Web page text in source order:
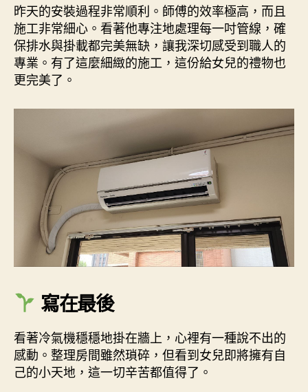
昨天的安裝過程非常順利。師傅的效率極高，而且
施工非常細心。看著他專注地處理每一吋管線，確
保排水與掛載都完美無缺，讓我深切感受到職人的
專業。有了這麼細緻的施工，這份給女兒的禮物也
更完美了。
寫在最後
看著冷氣機穩穩地掛在牆上，心裡有一種說不出的
感動。整理房間雖然瑣碎，但看到女兒即將擁有自
己的小天地，這一切辛苦都值得了。